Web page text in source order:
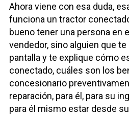
Ahora viene con esa duda,
funciona un tractor
bueno tener una persona en
vendedor, sino alguien que
pantalla y te explique cómo
conectado, cuáles son los
concesionario
reparación, para él, para su
para él mismo estar desde